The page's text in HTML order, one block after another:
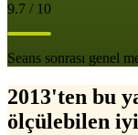
9.7 / 10
Seans sonrası genel
2013'ten bu
ölçülebilen